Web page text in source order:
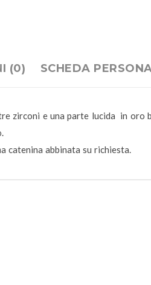
(0) SCHEDA
zirconi e una parte lucida in
catenina abbinata su richiesta.